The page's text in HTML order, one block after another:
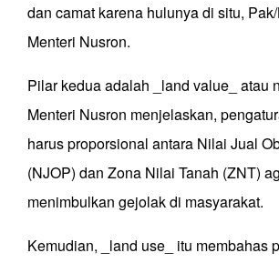
dan camat karena hulunya di situ, Pak/
Menteri Nusron.
Pilar kedua adalah _land value_ atau
Menteri Nusron menjelaskan,
harus proporsional antara Nilai Jual
(NJOP) dan Zona Nilai Tanah (ZNT)
menimbulkan gejolak di masyarakat.
Kemudian, _land use_ itu membahas